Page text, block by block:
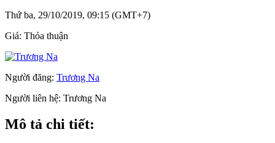
Thứ ba, 29/10/2019, 09:15 (GMT+7)
Giá: Thỏa thuận
Người đăng: Trương Na
Người liên hệ: Trương Na
Mô tả chi tiết: